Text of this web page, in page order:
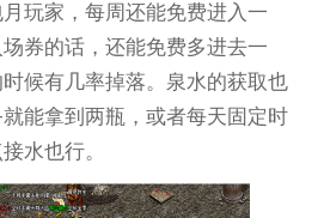
玩家，每周还能免费进入一
券的话，还能免费多进去一
候有几率掉落。泉水的获取也
能拿到两瓶，或者每天固定时
水也行。